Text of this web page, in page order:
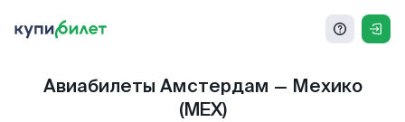
Авиабилеты Амстердам — Мехико
(MEX)